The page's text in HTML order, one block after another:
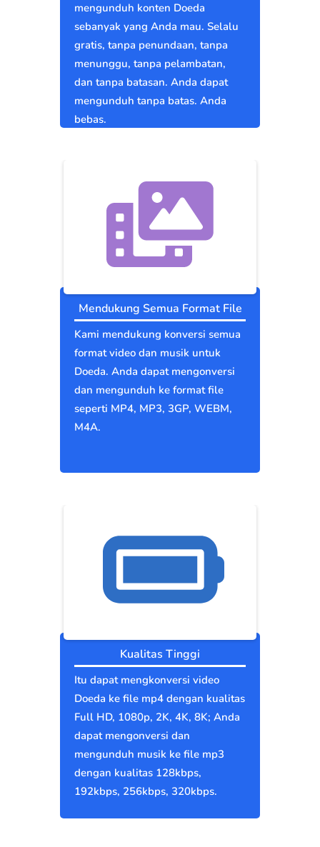
mengunduh konten Doeda
sebanyak yang Anda mau. Selalu
gratis, tanpa penundaan, tanpa
menunggu, tanpa pelambatan,
dan tanpa batasan. Anda dapat
mengunduh tanpa batas. Anda
bebas.
Mendukung Semua Format File
Kami mendukung konversi semua
format video dan musik untuk
Doeda. Anda dapat mengonversi
dan mengunduh ke format file
seperti MP4, MP3, 3GP, WEBM,
M4A.
Kualitas Tinggi
Itu dapat mengkonversi video
Doeda ke file mp4 dengan kualitas
Full HD, 1080p, 2K, 4K, 8K; Anda
dapat mengonversi dan
mengunduh musik ke file mp3
dengan kualitas 128kbps,
192kbps, 256kbps, 320kbps.